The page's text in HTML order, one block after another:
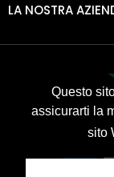
Questo
assicurarti la
sito
LA NOSTRA